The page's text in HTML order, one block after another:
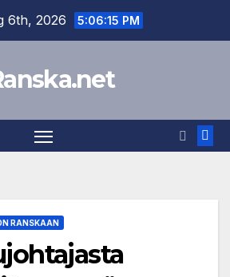
6th, 2026 5:06:15 PM
RANSKAAN